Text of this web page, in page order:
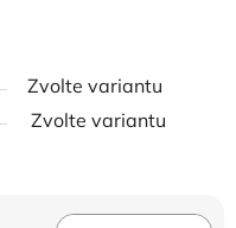
Zvolte variantu
Zvolte variantu